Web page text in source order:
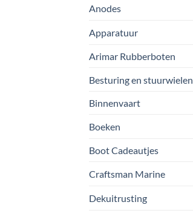
Anodes
Apparatuur
Arimar Rubberboten
Besturing en stuurwielen
Binnenvaart
Boeken
Boot Cadeautjes
Craftsman Marine
Dekuitrusting